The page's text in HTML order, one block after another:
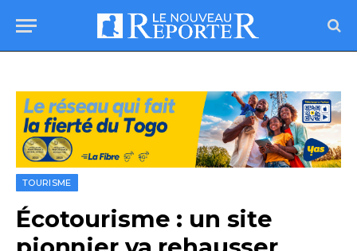
TOURISME
Écotourisme : un site